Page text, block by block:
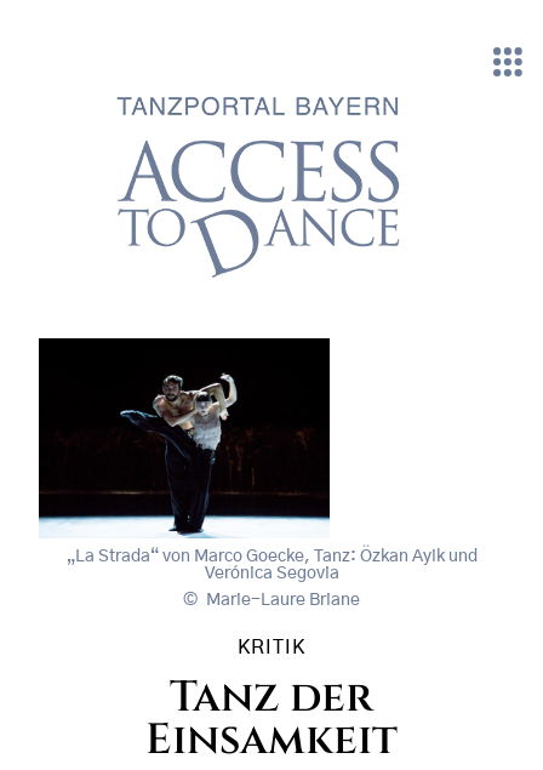
„La Strada“ von Marco Goecke, Tanz: Özkan Ayik und
Verónica Segovia
Marie-Laure Briane
KRITIK
Tanz der
Einsamkeit